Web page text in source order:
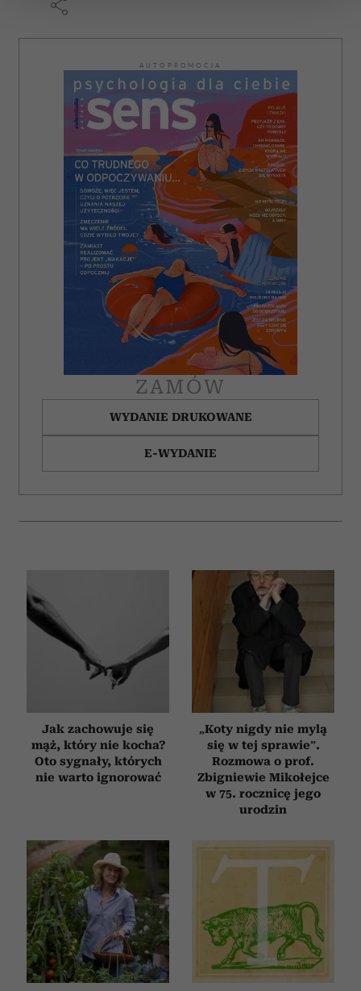
zmienić lub wycofać swoją zgodę w dowolnej chwili.
i reklam, aby oferować funkcje społecznościowe i
analizować ruch w naszej witrynie. Informacje o tym, jak
korzystasz z naszej witryny, udostępniamy partnerom
społecznościowym, reklamowym i analitycznym.
Partnerzy mogą połączyć te informacje z innymi danymi
otrzymanymi od Ciebie lub uzyskanymi podczas
korzystania z ich usług.
AUTOPROMOCJA
ZAMÓW
WYDANIE DRUKOWANE
E-WYDANIE
Jak zachowuje się
mąż, który nie kocha?
Oto sygnały, których
nie warto ignorować
„Koty nigdy nie mylą
się w tej sprawie”.
Rozmowa o prof.
Zbigniewie Mikołejce
w 75. rocznicę jego
urodzin